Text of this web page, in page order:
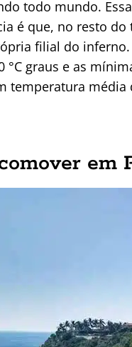
todo mundo.
é que, no resto
filial do
graus e as
temperatura
em